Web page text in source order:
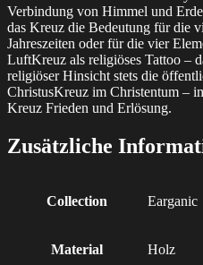
Verbindung von Himmel und
das Kreuz die Bedeutung für die
Jahreszeiten oder für die vier
LuftKreuz als religiöses Tattoo –
religiöser Hinsicht stets die
ChristusKreuz im Christentum –
Kreuz Frieden und Erlösung.
Zusätzliche
Collection Earganic
Material Holz